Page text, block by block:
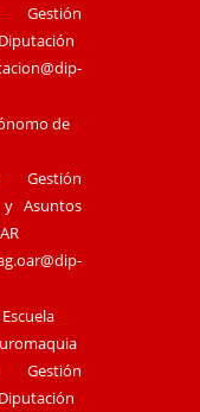
de
Asuntos